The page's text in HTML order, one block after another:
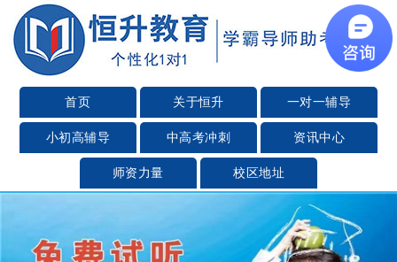
首页 关于恒升 一对一辅导
小初高辅导 中高考冲刺 资讯中心
师资力量 校区地址